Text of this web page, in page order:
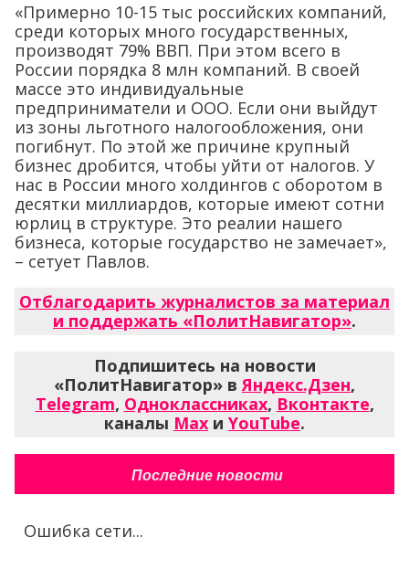
«Примерно 10-15 тыс российских компаний,
среди которых много государственных,
производят 79% ВВП. При этом всего в
России порядка 8 млн компаний. В своей
массе это индивидуальные
предприниматели и ООО. Если они выйдут
из зоны льготного налогообложения, они
погибнут. По этой же причине крупный
бизнес дробится, чтобы уйти от налогов. У
нас в России много холдингов с оборотом в
десятки миллиардов, которые имеют сотни
юрлиц в структуре. Это реалии нашего
бизнеса, которые государство не замечает»,
– сетует Павлов.
Отблагодарить журналистов за материал
и поддержать «ПолитНавигатор».
Подпишитесь на новости
«ПолитНавигатор» вЯндекс.Дзен,
Telegram, Одноклассниках, Вконтакте,
каналы Max и YouTube.
Последние новости
Ошибка сети...